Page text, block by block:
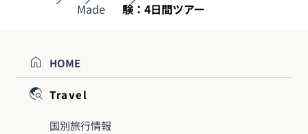
Made
験：4日間ツアー
HOME
Travel
国別旅行情報